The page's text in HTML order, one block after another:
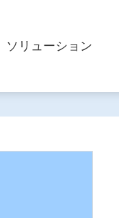
ソリューション